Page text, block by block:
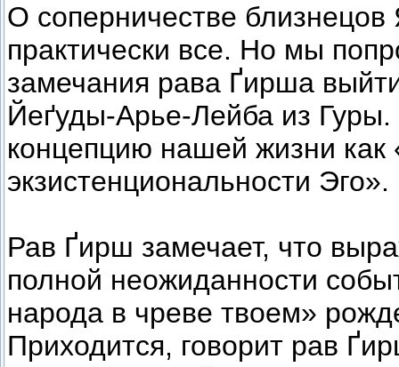
О соперничестве
практически все. Но мы
замечания рава Ґирша
Йеґуды-Арье-Лейба из
концепцию нашей жизни как
экзистенциональности Эго».
Рав Ґирш замечает, что
полной неожиданности
народа в чреве твоем»
Приходится, говорит рав